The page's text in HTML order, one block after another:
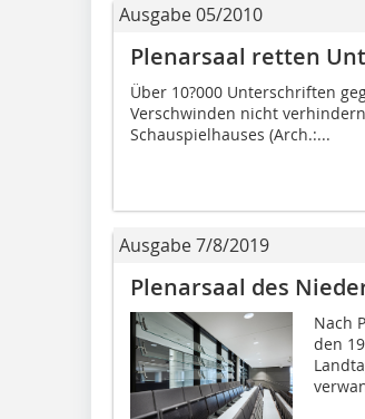
Ausgabe 05/2010
Plenarsaal retten
Über 10?000 Unterschriften
Verschwinden nicht
Schauspielhauses (Arch.:...
Ausgabe 7/8/2019
Plenarsaal des
Nach
den